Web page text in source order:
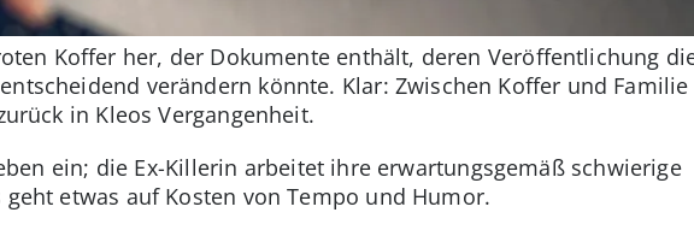
Koffer her, der Dokumente enthält, deren Veröffentlichung
verändern könnte. Klar: Zwischen Koffer und
in Kleos Vergangenheit.
ein; die Ex-Killerin arbeitet ihre erwartungsgemäß schwierige
etwas auf Kosten von Tempo und Humor.